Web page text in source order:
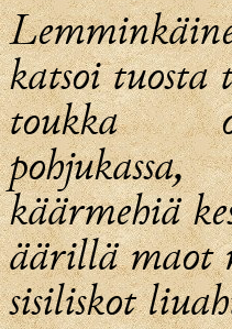
katsoi tuosta
toukka
pohjukassa,
käärmehiä
äärillä maot
sisiliskot